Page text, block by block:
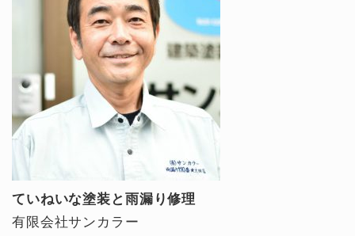
ていねいな塗装と雨漏り修理
有限会社サンカラー